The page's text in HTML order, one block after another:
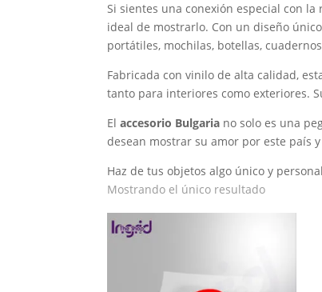
Si sientes una conexión especial con
ideal de mostrarlo. Con un diseño
portátiles, mochilas, botellas,
Fabricada con vinilo de alta calidad,
tanto para interiores como exteriores.
Elaccesorio Bulgaria no solo es una
desean mostrar su amor por este país
Haz de tus objetos algo único y
Mostrando el único resultado